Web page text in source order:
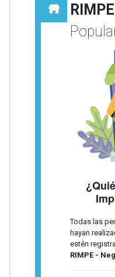
RIMPE
Todas las
hayan
estén
RIMPE -